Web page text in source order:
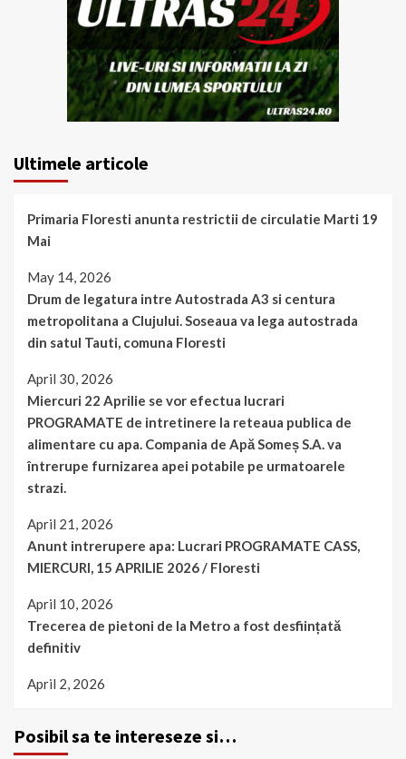
Ultimele articole
Primaria Floresti anunta restrictii de circulatie Marti 19
Mai
May 14, 2026
Drum de legatura intre Autostrada A3 si centura
metropolitana a Clujului. Soseaua va lega autostrada
din satul Tauti, comuna Floresti
April 30, 2026
Miercuri 22 Aprilie se vor efectua lucrari
PROGRAMATE de intretinere la reteaua publica de
alimentare cu apa. Compania de Apă Someș S.A. va
întrerupe furnizarea apei potabile pe urmatoarele
strazi.
April 21, 2026
Anunt intrerupere apa: Lucrari PROGRAMATE CASS,
MIERCURI, 15 APRILIE 2026 / Floresti
April 10, 2026
Trecerea de pietoni de la Metro a fost desființată
definitiv
April 2, 2026
Posibil sa te intereseze si…